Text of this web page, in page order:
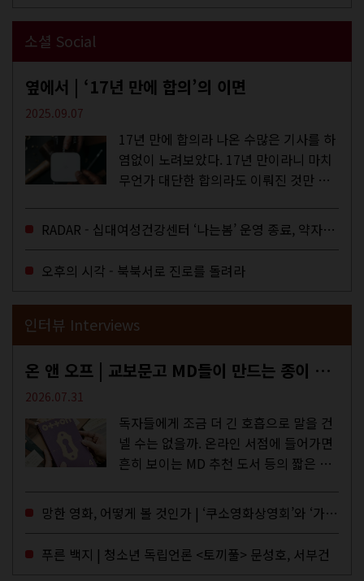
소셜 Social
옆에서 | ‘17년 만에 합의’의 이면
2025.09.07
17년 만에 합의라 나온 수많은 기사를 하
염없이 노려보았다. 17년 만이라니 마치
무언가 대단한 합의라도 이뤄진 것만 같
을 결정하는 심의기구인 최저임금위원회
에 대한 소식을 전하는 기사였는데,...
RADAR - 십대여성건강센터 ‘나는봄’ 운영 종료, 약자로부터 멀어지는 도시
오후의 시각 - 북북서로 진로를 돌려라
인터뷰 Interviews
온 앤 오프 | 교보문고 MD들이 만드는 종이 잡지 <어떤>
2026.07.31
독자들에게 조금 더 긴 호흡으로 말을 건
넬 수는 없을까. 온라인 서점에 들어가면
흔히 보이는 MD 추천 도서 등의 짧은 문
MD들의 고민 끝에 세상 밖으로 나온 종
이 잡지 어떤(otton). 지난해 12월...
망한 영화, 어떻게 볼 것인가 | ‘쿠소영화상영회’와 ‘가자미’의 이야기
푸른 백지 | 청소년 독립언론 <토끼풀> 문성호, 서부건